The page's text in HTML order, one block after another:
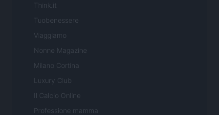
Think.it
Tuobenessere
Viaggiamo
Nonne Magazine
Milano Cortina
Luxury Club
Il Calcio Online
Professione mamma